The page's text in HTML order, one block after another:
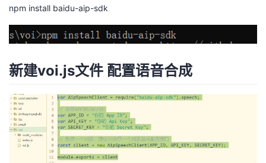
npm install baidu-aip-sdk
新建voi.js文件 配置语音合成